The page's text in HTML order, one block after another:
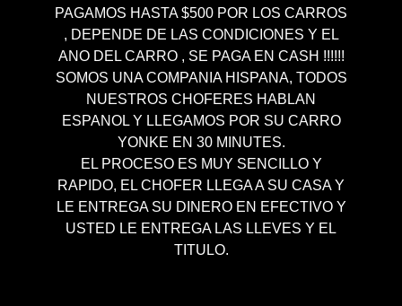
PAGAMOS HASTA $500 POR LOS CARROS
, DEPENDE DE LAS CONDICIONES Y EL
ANO DEL CARRO , SE PAGA EN CASH !!!!!!
SOMOS UNA COMPANIA HISPANA, TODOS
NUESTROS CHOFERES HABLAN
ESPANOL Y LLEGAMOS POR SU CARRO
YONKE EN 30 MINUTES.
EL PROCESO ES MUY SENCILLO Y
RAPIDO, EL CHOFER LLEGA A SU CASA Y
LE ENTREGA SU DINERO EN EFECTIVO Y
USTED LE ENTREGA LAS LLEVES Y EL
TITULO.